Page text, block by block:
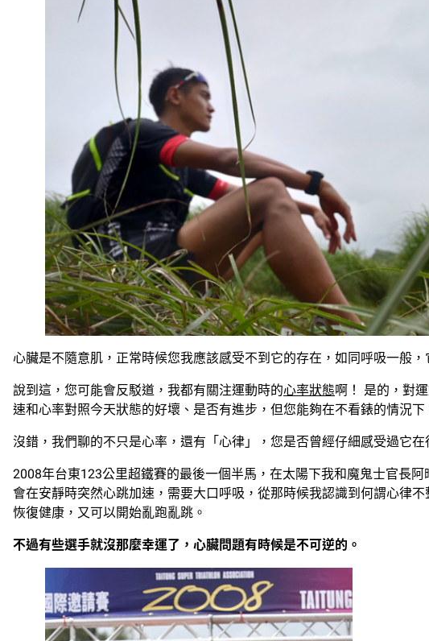
心臟是不隨意肌，正常時候您我應該感受不到它的存在，如同呼吸一般
說到這，您可能會反駁道，我都有關注運動時的心率狀態啊！ 是的，對
速和心率對照今天狀態的好壞、是否有進步，但您能夠在不看錶的情況
沒錯，我們聊的不只是心率，還有「心律」，您是否曾經仔細感受過它在
2008年台東123公里超鐵賽的最後一個半馬，在太陽下我和魔鬼士官長
會在安靜時突然心跳加速，需要大口呼吸，從那時候我認識到何謂心律
恢復健康，又可以開始亂跑亂跳。
不過有些選手就沒那麼幸運了，心臟問題有時候是不可逆的。